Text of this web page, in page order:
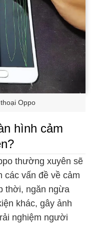
Oppo
hình cảm
thường xuyên sẽ
các vấn đề về cảm
thời, ngăn ngừa
khác, gây ảnh
nghiệm người